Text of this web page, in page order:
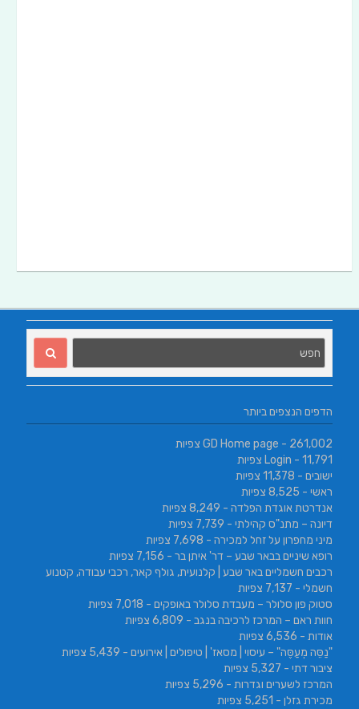
הדפים הנצפים ביותר
GD Home page - 261,002 צפיות
Login - 11,791 צפיות
ישובים - 11,378 צפיות
ראשי - 8,525 צפיות
אנדרטת אוגדת הפלדה - 8,249 צפיות
דיונה – מתנ"ס קהילתי - 7,739 צפיות
מיני מחפרון על זחל למכירה - 7,698 צפיות
רופא שיניים בבאר שבע – דר' איתן בר - 7,156 צפיות
רכבים חשמליים באר שבע | קלנועית, גולף קאר, רכבי עבודה, קטנוע
חשמלי - 7,137 צפיות
סטוק פון סלולר – מעבדת סלולר באופקים - 7,018 צפיות
חוות ראם – המרכז לרכיבה בנגב - 6,809 צפיות
אודות - 6,536 צפיות
"נַסֵּה מְעַסֶּה" – עיסוי | מסאז' | טיפולים | אירועים - 5,439 צפיות
ציבור דתי - 5,327 צפיות
המרכז לשערים וגדרות - 5,296 צפיות
מכירת גזלן - 5,251 צפיות